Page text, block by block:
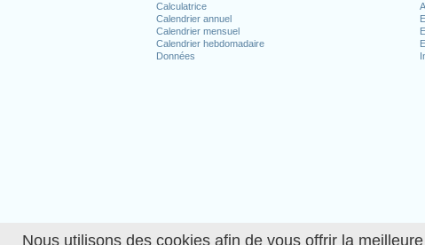
Nous utilisons des cookies afin de vous offrir la
Calculatrice
Calendrier annuel
Calendrier mensuel
Calendrier hebdomadaire
Données